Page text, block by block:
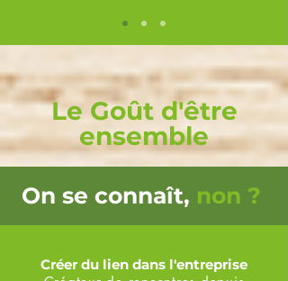
Le Goût d'être
ensemble
On se connaît, non ?
Créer du lien dans l'entreprise